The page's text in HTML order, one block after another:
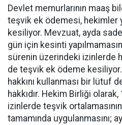
Devlet memurlarının maaş
teşvik ek ödemesi, hekimler
kesiliyor. Mevzuat, ayda
gün için kesinti
sürenin üzerindeki izinlerde
de teşvik ek ödeme kesiliyor.
hakkını kullanması bir lütuf
hakkıdır. Hekim Birliği
izinlerde teşvik
tamamında uygulanmasını;